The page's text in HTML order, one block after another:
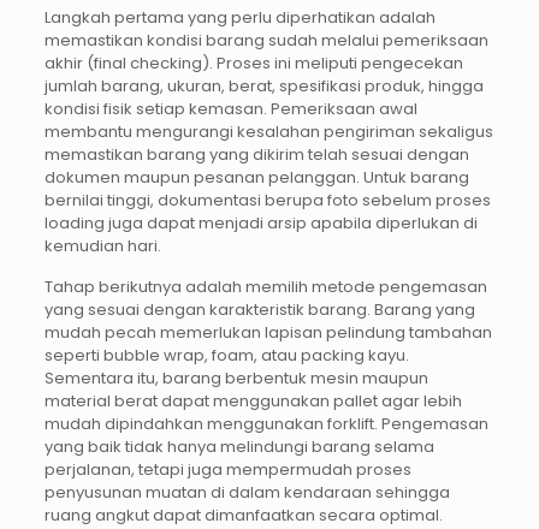
Langkah pertama yang perlu diperhatikan adalah
memastikan kondisi barang sudah melalui pemeriksaan
akhir (final checking). Proses ini meliputi pengecekan
jumlah barang, ukuran, berat, spesifikasi produk, hingga
kondisi fisik setiap kemasan. Pemeriksaan awal
membantu mengurangi kesalahan pengiriman sekaligus
memastikan barang yang dikirim telah sesuai dengan
dokumen maupun pesanan pelanggan. Untuk barang
bernilai tinggi, dokumentasi berupa foto sebelum proses
loading juga dapat menjadi arsip apabila diperlukan di
kemudian hari.
Tahap berikutnya adalah memilih metode pengemasan
yang sesuai dengan karakteristik barang. Barang yang
mudah pecah memerlukan lapisan pelindung tambahan
seperti bubble wrap, foam, atau packing kayu.
Sementara itu, barang berbentuk mesin maupun
material berat dapat menggunakan pallet agar lebih
mudah dipindahkan menggunakan forklift. Pengemasan
yang baik tidak hanya melindungi barang selama
perjalanan, tetapi juga mempermudah proses
penyusunan muatan di dalam kendaraan sehingga
ruang angkut dapat dimanfaatkan secara optimal.